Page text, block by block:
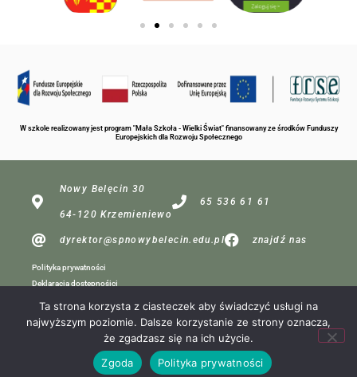
W szkole realizowany jest program "Mała Szkoła - Wielki Świat" finansowany ze środków Funduszy
Europejskich dla Rozwoju Społecznego
Nowy Belęcin 30
64-120 Krzemieniewo
65 536 61 61
dyrektor@spnowybelecin.edu.pl znajdź nas
Polityka prywatności
Deklaracja dostępnośici
dla redakcji
MP Komputery
Ta strona korzysta z ciasteczek aby świadczyć usługi na
najwyższym poziomie. Dalsze korzystanie ze strony oznacza,
że zgadzasz się na ich użycie.
Zgoda
Polityka prywatności